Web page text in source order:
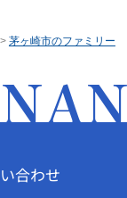
> 茅ヶ崎市のファミリー
合わせ